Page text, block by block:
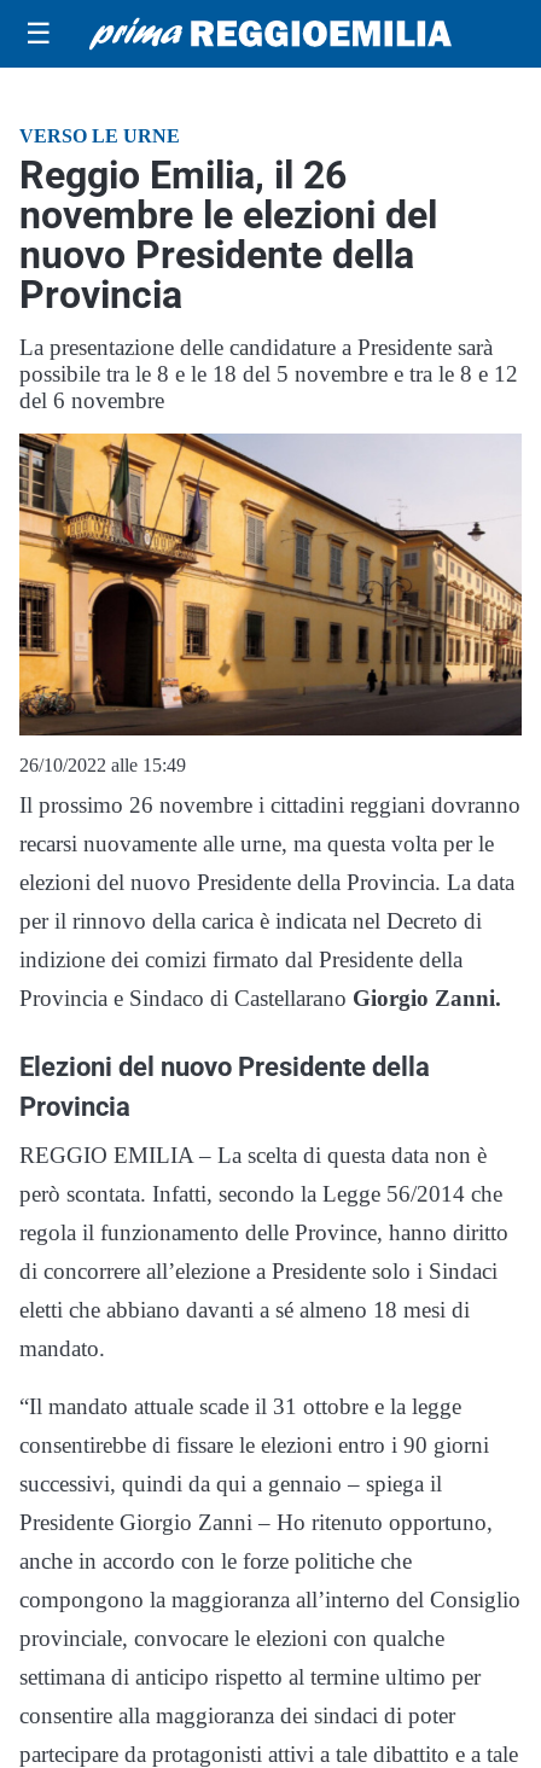
☰
VERSO LE URNE
Reggio Emilia, il 26
novembre le elezioni del
nuovo Presidente della
Provincia
La presentazione delle candidature a Presidente sarà
possibile tra le 8 e le 18 del 5 novembre e tra le 8 e 12
del 6 novembre
26/10/2022 alle 15:49
Il prossimo 26 novembre i cittadini reggiani dovranno
recarsi nuovamente alle urne, ma questa volta per le
elezioni del nuovo Presidente della Provincia. La data
per il rinnovo della carica è indicata nel Decreto di
indizione dei comizi firmato dal Presidente della
Provincia e Sindaco di Castellarano Giorgio Zanni.
Elezioni del nuovo Presidente della
Provincia
REGGIO EMILIA – La scelta di questa data non è
però scontata. Infatti, secondo la Legge 56/2014 che
regola il funzionamento delle Province, hanno diritto
di concorrere all’elezione a Presidente solo i Sindaci
eletti che abbiano davanti a sé almeno 18 mesi di
mandato.
“Il mandato attuale scade il 31 ottobre e la legge
consentirebbe di fissare le elezioni entro i 90 giorni
successivi, quindi da qui a gennaio – spiega il
Presidente Giorgio Zanni – Ho ritenuto opportuno,
anche in accordo con le forze politiche che
compongono la maggioranza all’interno del Consiglio
provinciale, convocare le elezioni con qualche
settimana di anticipo rispetto al termine ultimo per
consentire alla maggioranza dei sindaci di poter
partecipare da protagonisti attivi a tale dibattito e a tale